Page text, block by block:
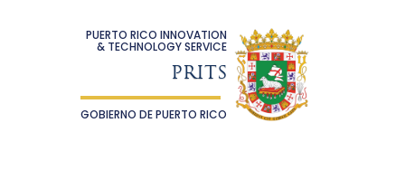
PUERTO RICO INNOVATION
& TECHNOLOGY SERVICE
PRITS
GOBIERNO DE PUERTO RICO